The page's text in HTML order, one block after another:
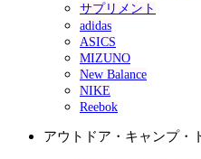
サプリメント
adidas
ASICS
MIZUNO
New Balance
NIKE
Reebok
アウトドア・キャンプ・